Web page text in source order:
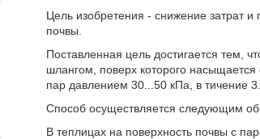
Цель изобретения - снижение затрат
почвы.
Поставленная цель достигается тем,
шлангом, поверх которого
пар давлением 30...50 кПа, в тичение
Способ осуществляется следующим
В теплицах на поверхность почвы с